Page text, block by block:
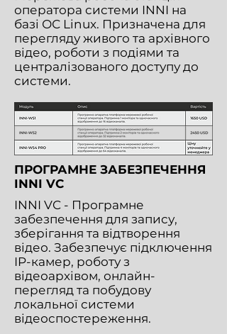
оператора системи INNI на
базі ОС Linux. Призначена для
перегляду живого та архівного
відео, роботи з подіями та
централізованого доступу до
системи.
ПРОГРАМНЕ ЗАБЕЗПЕЧЕННЯ
INNI VC
INNI VC - Програмне
забезпечення для запису,
зберігання та відтворення
відео. Забезпечує підключення
IP-камер, роботу з
відеоархівом, онлайн-
перегляд та побудову
локальної системи
відеоспостереження.